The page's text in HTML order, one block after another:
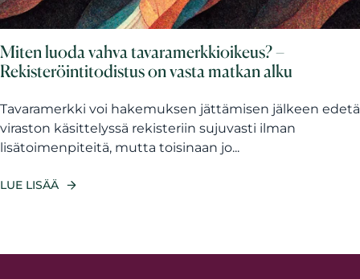
Miten luoda vahva tavaramerkkioikeus? –
Rekisteröintitodistus on vasta matkan alku
Tavaramerkki voi hakemuksen jättämisen jälkeen edetä
viraston käsittelyssä rekisteriin sujuvasti ilman
lisätoimenpiteitä, mutta toisinaan jo...
LUE LISÄÄ